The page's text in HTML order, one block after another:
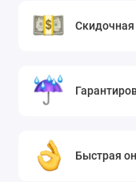
VK88501HF
VC73181NHAB
VC73182UHAS
VC73203UHAO
VK89102HU
VK89105HQ
Скидочная
Быстрая